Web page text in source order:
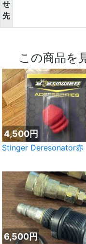
せ
先
この商品を
4,500円
Stinger Deresonator赤
6,500円